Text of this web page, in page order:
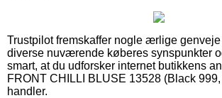
Trustpilot fremskaffer nogle ærlige
diverse nuværende køberes synspunkter
smart, at du udforsker internet butikkens
FRONT CHILLI BLUSE 13528 (Black
handler.